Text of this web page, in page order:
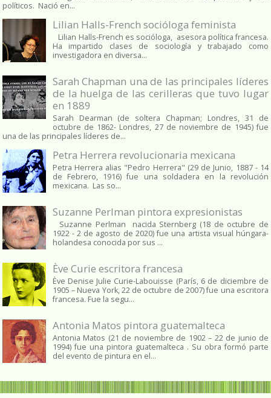
políticos. Nació en...
Lilian Halls-French socióloga feminista
Lilian Halls-French es socióloga, asesora política francesa.
Ha impartido clases de sociología y trabajado como
investigadora en diversa...
Sarah Chapman una de las principales líderes
de la huelga de las cerilleras que tuvo lugar
en 1889
Sarah Dearman (de soltera Chapman; Londres, 31 de
octubre de 1862​- Londres, 27 de noviembre de 1945)​ fue
una de las principales líderes de...
Petra Herrera revolucionaria mexicana
Petra Herrera alias "Pedro Herrera" (29 de Junio, 1887 - 14
de Febrero, 1916) fue una soldadera en la revolución
mexicana. Las so...
Suzanne Perlman pintora expresionistas
Suzanne Perlman nacida Sternberg (18 de octubre de
1922 - 2 de agosto de 2020) fue una artista visual húngara-
holandesa conocida por sus ...
Ève Curie escritora francesa
Ève Denise Julie Curie-Labouisse (París, 6 de diciembre de
1905 – Nueva York, 22 de octubre de 2007) fue una escritora
francesa. Fue la segu...
Antonia Matos pintora guatemalteca
Antonia Matos (21 de noviembre de 1902 – 22 de junio de
1994) fue una pintora guatemalteca . Su obra formó parte
del evento de pintura en el...